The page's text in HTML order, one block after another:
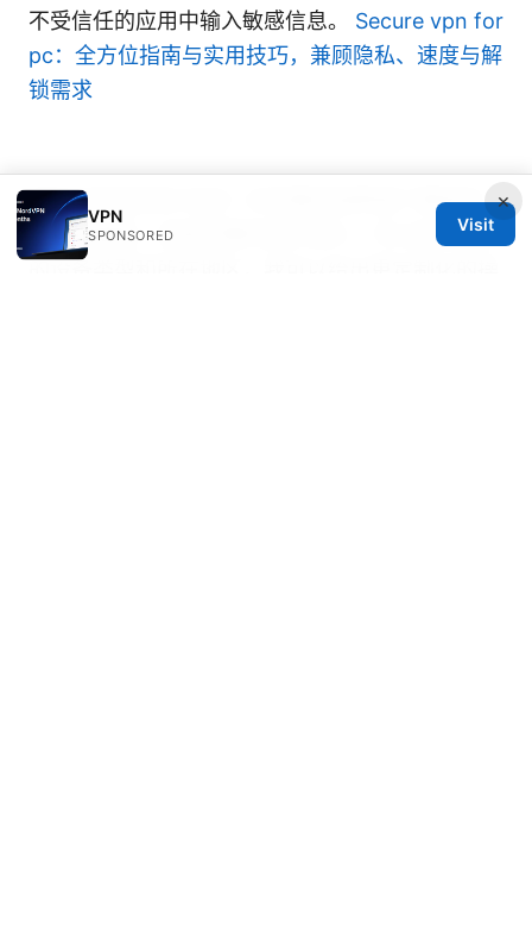
不受信任的应用中输入敏感信息。 Secure vpn for
pc：全方位指南与实用技巧，兼顾隐私、速度与解
锁需求
若你对快连官网 有进一步的需求或希望了解具体
的操作截图、安装步骤的逐步演示，可以告诉我你
的设备类型和所在地区，我可以给出更定制化的操
×
VPN
SPONSORED
Visit